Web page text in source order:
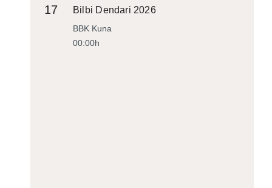
17 Bilbi Dendari 2026
BBK Kuna
00:00h